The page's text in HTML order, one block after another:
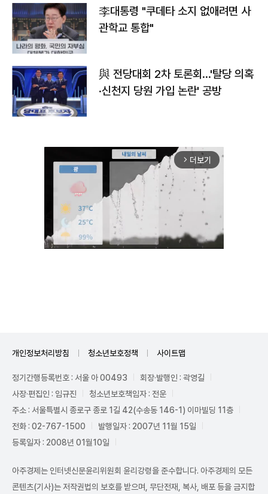
李대통령 "쿠데타 소지 없애려면 사
관학교 통합"
與 전당대회 2차 토론회…'탈당 의혹
·신천지 당원 가입 논란' 공방
arrow_forward_ios 더보기
개인정보처리방침 청소년보호정책 사이트맵
정기간행등록번호 : 서울 아 00493
회장·발행인 : 곽영길
사장·편집인 : 임규진
청소년보호책임자 : 전운
주소 : 서울특별시 종로구 종로 1길 42(수송동 146-1) 이마빌딩 11층
전화 : 02-767-1500
발행일자 : 2007년 11월 15일
등록일자 : 2008년 01월10일
아주경제는 인터넷신문윤리위원회 윤리강령을 준수합니다. 아주경제의 모든
콘텐츠(기사)는 저작권법의 보호를 받으며, 무단전재, 복사, 배포 등을 금지합